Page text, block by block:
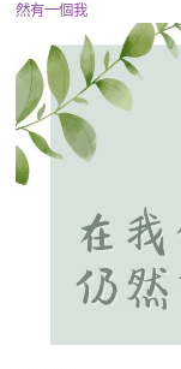
然有一個我